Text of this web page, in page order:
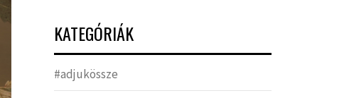
KATEGÓRIÁK
#adjukössze